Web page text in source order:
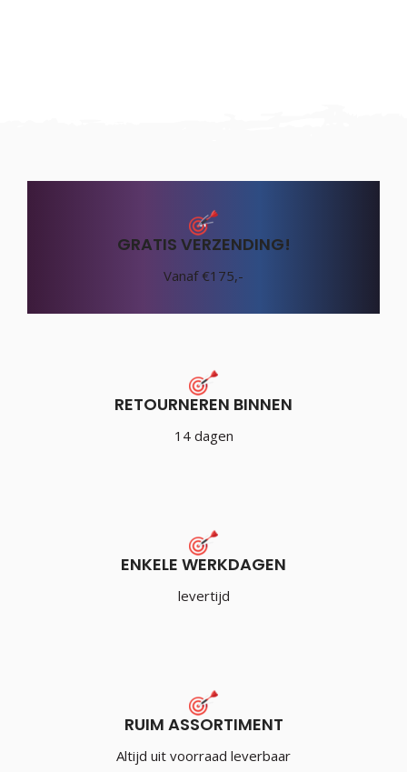
GRATIS VERZENDING!
Vanaf €175,-
RETOURNEREN BINNEN
14 dagen
ENKELE WERKDAGEN
levertijd
RUIM ASSORTIMENT
Altijd uit voorraad leverbaar